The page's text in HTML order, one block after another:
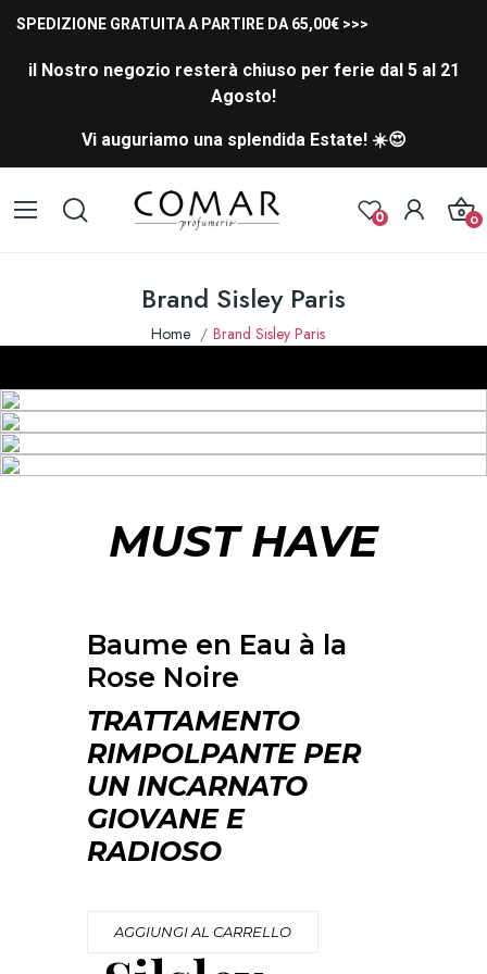
SPEDIZIONE GRATUITA A PARTIRE DA 65,00€ >>>
il Nostro negozio resterà chiuso per ferie dal 5 al 21
Agosto!
Vi auguriamo una splendida Estate! ☀️😍
0 0
Brand Sisley Paris
Home Brand Sisley Paris
TRATTAMENTI
MAKE UP
HAIR RITUEL
MUST HAVE
Baume en Eau à la
Rose Noire
TRATTAMENTO
RIMPOLPANTE PER
UN INCARNATO
GIOVANE E
RADIOSO
AGGIUNGI AL CARRELLO